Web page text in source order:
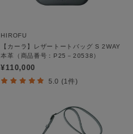
HIROFU
【カーラ】レザートートバッグ S 2WAY
本革（商品番号：P25－20538）
¥110,000
5.0 (1件)